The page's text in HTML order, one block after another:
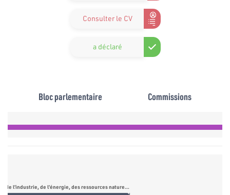
Consulter le CV
a déclaré
Bloc parlementaire Commissions
Commission de l’industrie, de l’énergie, des ressources naturelles, de l’infrastructure et de l’environnement